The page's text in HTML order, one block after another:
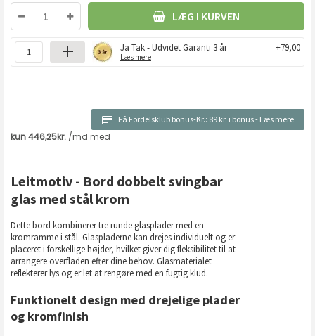
LÆG I KURVEN
Ja Tak - Udvidet Garanti 3 år
Læs mere
+79,00
Få Fordelsklub bonus-Kr.: 89 kr. i bonus- Læs mere
Leitmotiv - Bord dobbelt svingbar
glas med stål krom
Dette bord kombinerer tre runde glasplader med en
kromramme i stål. Glaspladerne kan drejes individuelt og er
placeret i forskellige højder, hvilket giver dig fleksibilitet til at
arrangere overfladen efter dine behov. Glasmaterialet
reflekterer lys og er let at rengøre med en fugtig klud.
Funktionelt design med drejelige plader
og kromfinish